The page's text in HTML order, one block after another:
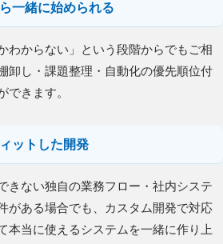
一緒に始められる
わからない」という段階からでもご相
卸し・課題整理・自動化の優先順位付
できます。
ットした開発
きない独自の業務フロー・社内システ
がある場合でも、カスタム開発で対応
本当に使えるシステムを一緒に作り上